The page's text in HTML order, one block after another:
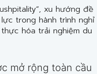
xu hướng đề
trong hành trình nghỉ
hóa trải nghiệm du
mở rộng toàn cầu